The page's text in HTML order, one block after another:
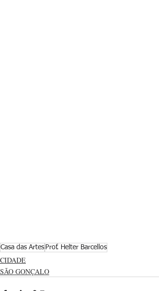
Casa das Artes Prof. Helter Barcellos
CIDADE
SÃO GONÇALO